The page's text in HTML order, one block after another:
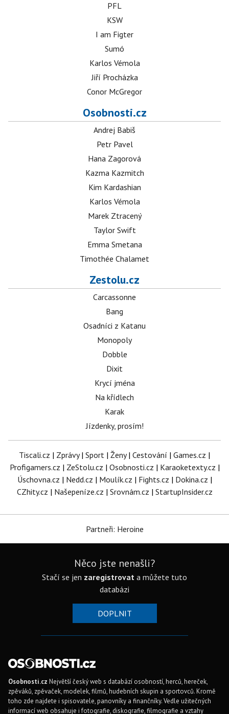
PFL
KSW
I am Figter
Sumó
Karlos Vémola
Jiří Procházka
Conor McGregor
Osobnosti.cz
Andrej Babiš
Petr Pavel
Hana Zagorová
Kazma Kazmitch
Kim Kardashian
Karlos Vémola
Marek Ztracený
Taylor Swift
Emma Smetana
Timothée Chalamet
Zestolu.cz
Carcassonne
Bang
Osadníci z Katanu
Monopoly
Dobble
Dixit
Krycí jména
Na křídlech
Karak
Jízdenky, prosím!
Tiscali.cz | Zprávy| Sport | Ženy| Cestování | Games.cz |
Profigamers.cz | ZeStolu.cz | Osobnosti.cz | Karaoketexty.cz |
Úschovna.cz | Nedd.cz | Moulík.cz | Fights.cz | Dokina.cz |
CZhity.cz | Našepeníze.cz | Srovnám.cz | StartupInsider.cz
Partneři: Heroine
Něco jste nenašli?
Stačí se jen zaregistrovat a můžete tuto
databázi
DOPLNIT
Osobnosti.cz Největší český web s databází osobností, herců, hereček,
zpěváků, zpěvaček, modelek, filmů, hudebních skupin a sportovců. Kromě
toho zde najdete i spisovatele, panovníky a finančníky. Vedle užitečných
informací web obsahuje i fotografie, diskografie, filmografie a vztahy